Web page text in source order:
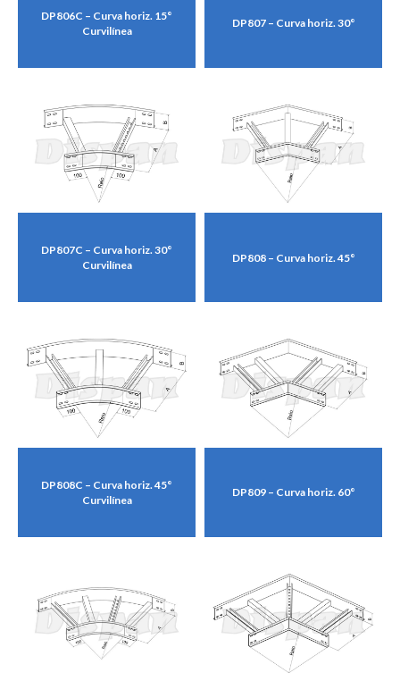
DP806C – Curva horiz. 15°
Curvilínea
DP807 – Curva horiz. 30°
DP807C – Curva horiz. 30°
Curvilínea
DP808 – Curva horiz. 45°
DP808C – Curva horiz. 45°
Curvilínea
DP809 – Curva horiz. 60°